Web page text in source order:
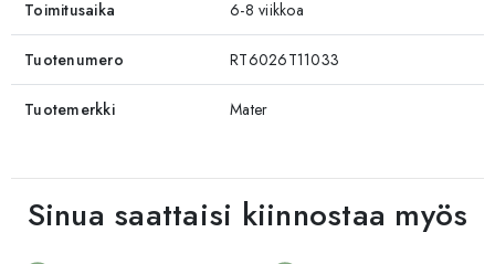
Toimitusaika 6-8 viikkoa
Tuotenumero RT6026T11033
Tuotemerkki Mater
Sinua saattaisi kiinnostaa myös